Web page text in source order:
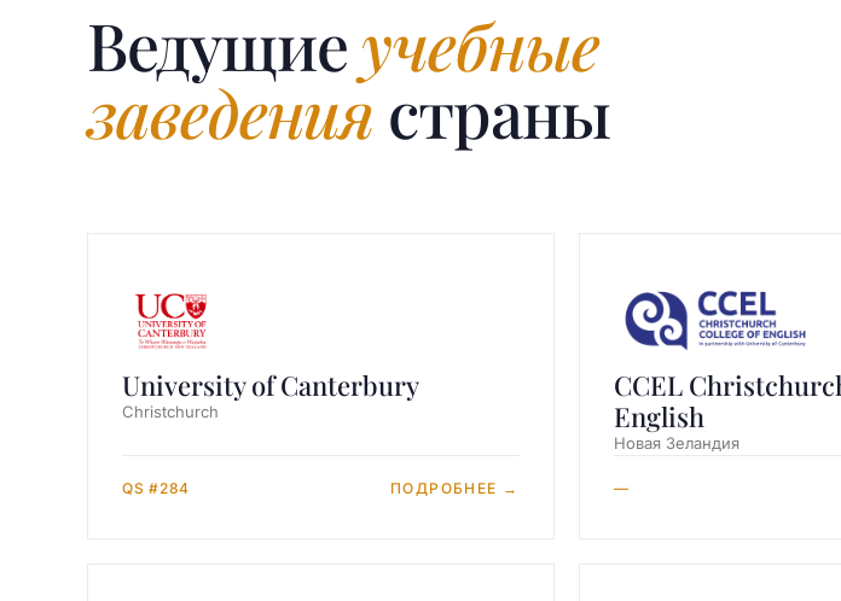
Ведущиеучебные
заведения страны
University of Canterbury
Christchurch
QS #284 ПОДРОБНЕЕ →
CCEL
English
Новая Зеландия
—